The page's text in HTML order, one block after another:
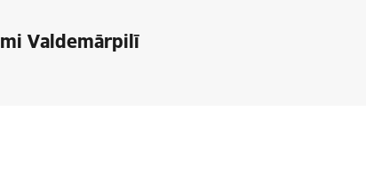
Valdemārpilī